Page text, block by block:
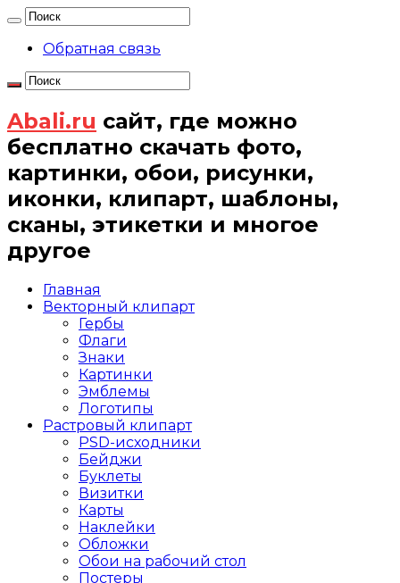
Обратная связь
Abali.ru сайт, где можно
бесплатно скачать фото,
картинки, обои, рисунки,
иконки, клипарт, шаблоны,
сканы, этикетки и многое
другое
Главная
Векторный клипарт
Гербы
Флаги
Знаки
Картинки
Эмблемы
Логотипы
Растровый клипарт
PSD-исходники
Бейджи
Буклеты
Визитки
Карты
Наклейки
Обложки
Обои на рабочий стол
Постеры